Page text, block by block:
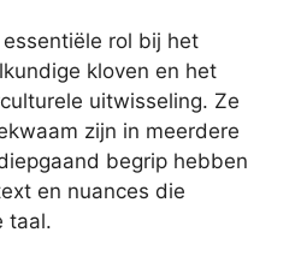
rol bij het
kloven en het
uitwisseling. Ze
zijn in meerdere
begrip hebben
en nuances die
taal.